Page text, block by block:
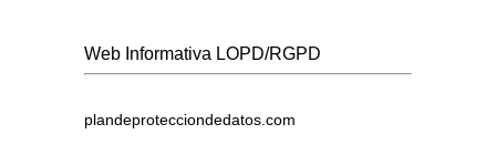
Web Informativa LOPD/RGPD
plandeprotecciondedatos.com